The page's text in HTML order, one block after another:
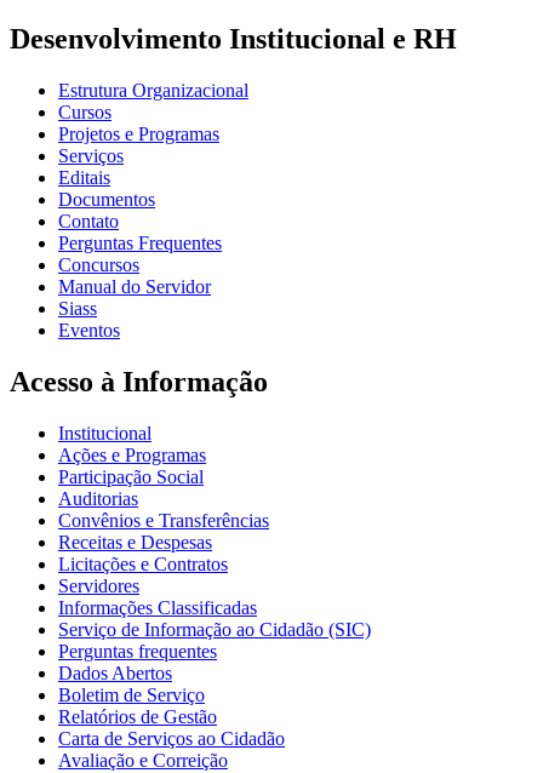
Desenvolvimento Institucional e RH
Estrutura Organizacional
Cursos
Projetos e Programas
Serviços
Editais
Documentos
Contato
Perguntas Frequentes
Concursos
Manual do Servidor
Siass
Eventos
Acesso à Informação
Institucional
Ações e Programas
Participação Social
Auditorias
Convênios e Transferências
Receitas e Despesas
Licitações e Contratos
Servidores
Informações Classificadas
Serviço de Informação ao Cidadão (SIC)
Perguntas frequentes
Dados Abertos
Boletim de Serviço
Relatórios de Gestão
Carta de Serviços ao Cidadão
Avaliação e Correição